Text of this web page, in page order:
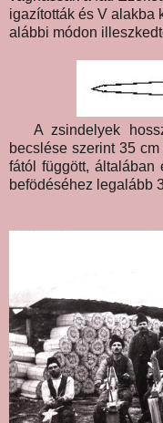
igazították és V alakba
alábbi módon
A zsindelyek
becslése szerint 35
fától függött, általában
befödéséhez legalább